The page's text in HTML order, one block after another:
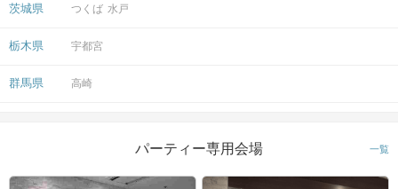
茨城県 つくば 水戸
栃木県 宇都宮
群馬県 高崎
パーティー専用会場 一覧